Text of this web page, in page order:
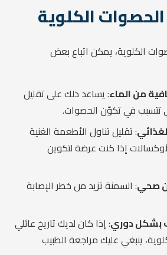
الكلوية
الكلوية، يمكن اتباع بعض
من الماء: يساعد ذلك على تقليل
تتسبب في تكوّن الحصوات.
: تقليل تناول الأطعمة الغنية
إذا كنت عرضة لتكوين
صحي: السمنة تزيد من خطر الإصابة
بشكل دوري: إذا كان لديك تاريخ عائلي
ينبغي عليك مراجعة الطبيب